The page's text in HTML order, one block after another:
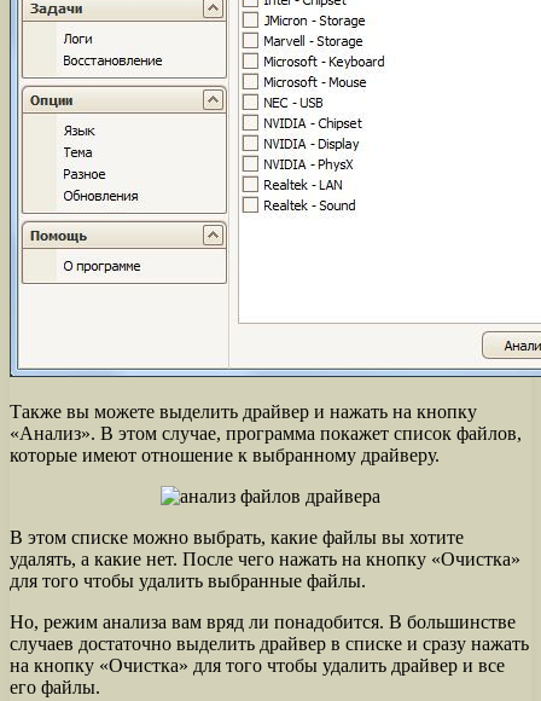
Также вы можете выделить драйвер и нажать на кнопку
«Анализ». В этом случае, программа покажет список файлов,
которые имеют отношение к выбранному драйверу.
В этом списке можно выбрать, какие файлы вы хотите
удалять, а какие нет. После чего нажать на кнопку «Очистка»
для того чтобы удалить выбранные файлы.
Но, режим анализа вам вряд ли понадобится. В большинстве
случаев достаточно выделить драйвер в списке и сразу нажать
на кнопку «Очистка» для того чтобы удалить драйвер и все
его файлы.